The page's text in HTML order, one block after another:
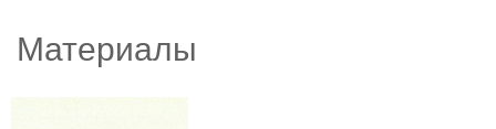
Материалы